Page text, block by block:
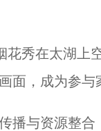
秀在太湖上
面，成为参与
与资源整合